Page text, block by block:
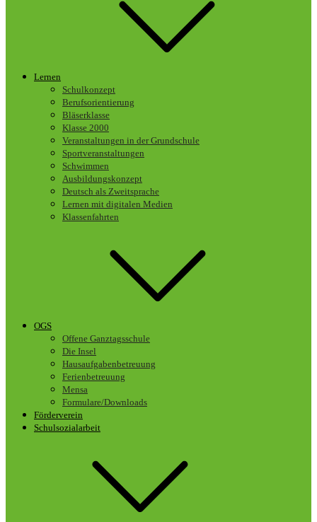
Lernen
Schulkonzept
Berufsorientierung
Bläserklasse
Klasse 2000
Veranstaltungen in der Grundschule
Sportveranstaltungen
Schwimmen
Ausbildungskonzept
Deutsch als Zweitsprache
Lernen mit digitalen Medien
Klassenfahrten
OGS
Offene Ganztagsschule
Die Insel
Hausaufgabenbetreuung
Ferienbetreuung
Mensa
Formulare/Downloads
Förderverein
Schulsozialarbeit